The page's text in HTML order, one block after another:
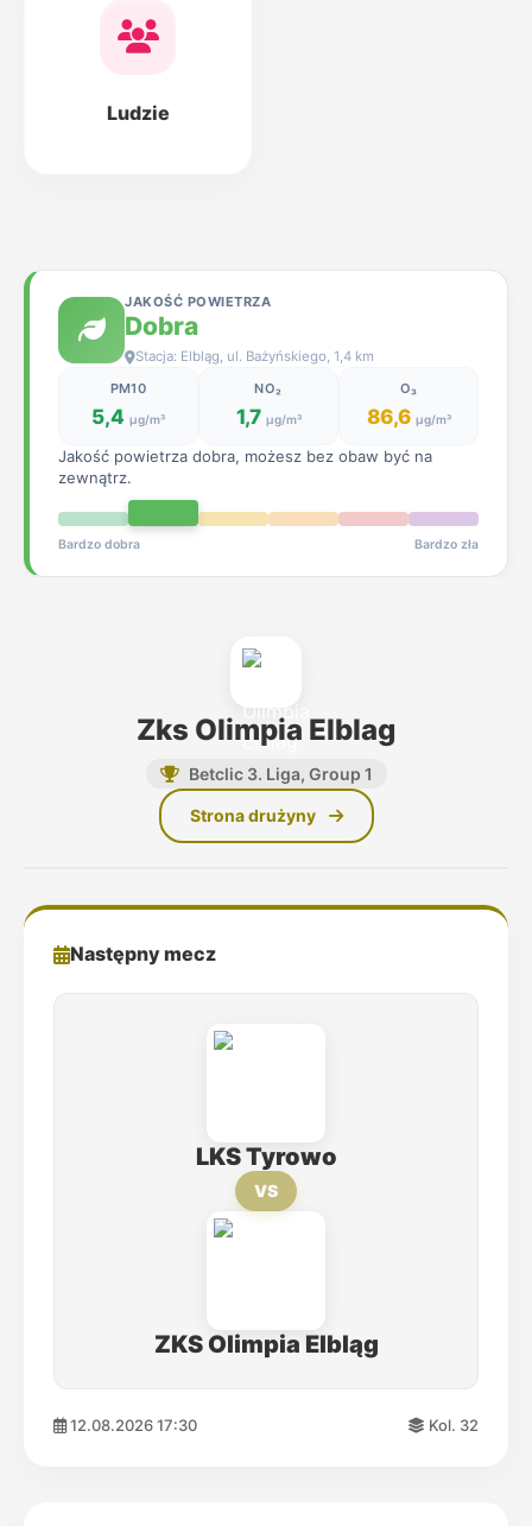
Ludzie
JAKOŚĆ POWIETRZA
Dobra
Stacja: Elbląg, ul. Bażyńskiego, 1,4 km
Jakość powietrza dobra, możesz bez obaw być na
zewnątrz.
Bardzo dobra Bardzo zła
PM10
5,4 µg/m³
NO₂
1,7 µg/m³
O₃
86,6 µg/m³
Zks Olimpia Elblag
Betclic 3. Liga, Group 1
Strona drużyny
Następny mecz
LKS Tyrowo
VS
ZKS Olimpia Elbląg
12.08.2026 17:30 Kol. 32